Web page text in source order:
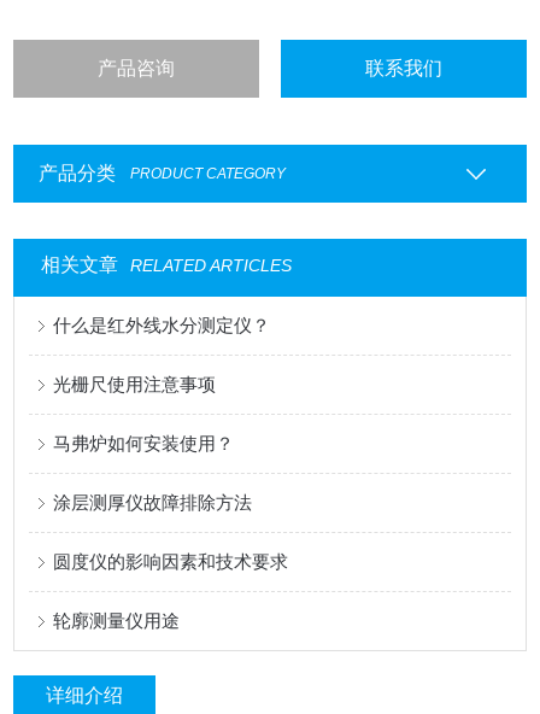
产品咨询 联系我们
产品分类 PRODUCT CATEGORY
相关文章 RELATED ARTICLES
什么是红外线水分测定仪？
光栅尺使用注意事项
马弗炉如何安装使用？
涂层测厚仪故障排除方法
圆度仪的影响因素和技术要求
轮廓测量仪用途
详细介绍